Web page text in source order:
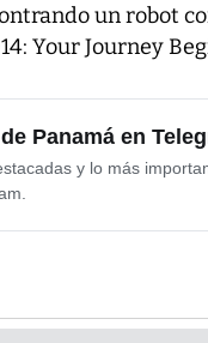
un robot
Your Journey
Panamá en
y lo más